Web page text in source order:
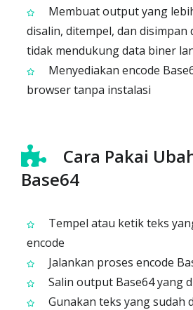
Membuat output yang
disalin, ditempel, dan disimpan
tidak mendukung data biner
Menyediakan encode
browser tanpa instalasi
Cara Pakai
Base64
Tempel atau ketik teks
encode
Jalankan proses encode
Salin output Base64 yang
Gunakan teks yang sudah